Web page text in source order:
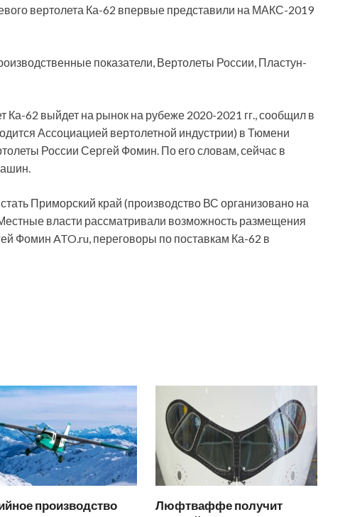
вертолета Ка-62 впервые представили на МАКС-2019
показатели, Вертолеты России, Пластун-
Ка-62 выйдет на рынок на рубеже 2020-2021 гг., сообщил в
Ассоциацией вертолетной индустрии) в Тюмени
России Сергей Фомин. По его словам, сейчас в
Приморский край (производство ВС организовано на
власти рассматривали возможность размещения
Фомин ATO.ru, переговоры по поставкам Ка-62 в
производство
Люфтваффе получит